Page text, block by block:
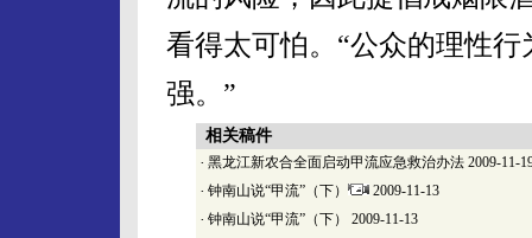
看得太可怕。“公众的理性
强。”
相关稿件
· 黑龙江新农合全面启动甲流应急救治办法 2009-11-
· 钟南山说“甲流”（下） 2009-11-13
· 钟南山说“甲流”（下） 2009-11-13